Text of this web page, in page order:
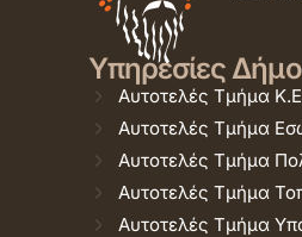
Υπηρεσίες
Αυτοτελές Τμήμα
Αυτοτελές Τμήμα
Αυτοτελές Τμήμα
Αυτοτελές Τμήμα
Αυτοτελές Τμήμα